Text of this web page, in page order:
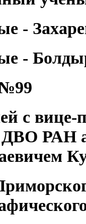
-
-
с
ДВО РАН